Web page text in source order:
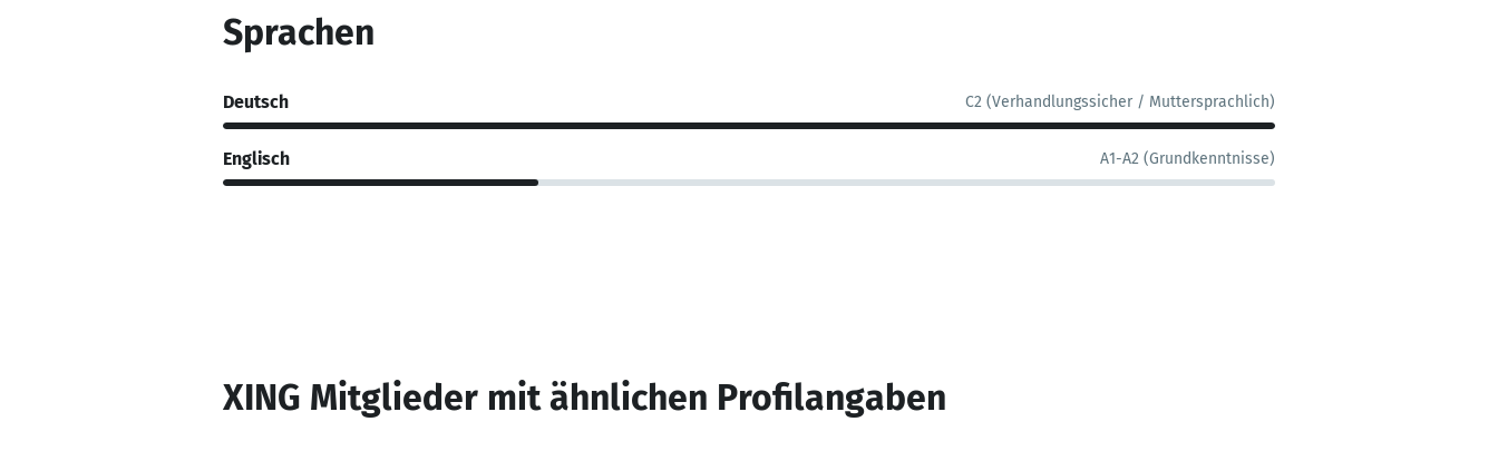
Sprachen
Deutsch C2 (Verhandlungssicher / Muttersprachlich)
Englisch A1-A2 (Grundkenntnisse)
XING Mitglieder mit ähnlichen Profilangaben